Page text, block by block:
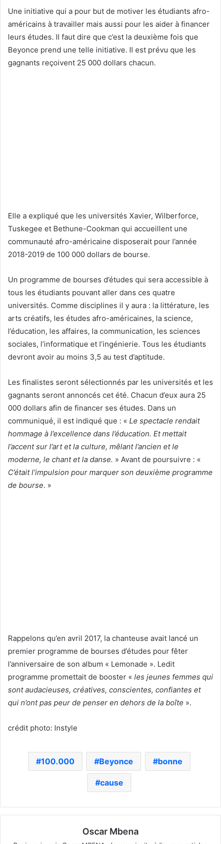
Une initiative qui a pour but de motiver les étudiants afro-
américains à travailler mais aussi pour les aider à financer
leurs études. Il faut dire que c’est la deuxième fois que
Beyonce prend une telle initiative. Il est prévu que les
gagnants reçoivent 25 000 dollars chacun.
Elle a expliqué que les universités Xavier, Wilberforce,
Tuskegee et Bethune-Cookman qui accueillent une
communauté afro-américaine disposerait pour l’année
2018-2019 de 100 000 dollars de bourse.
Un programme de bourses d’études qui sera accessible à
tous les étudiants pouvant aller dans ces quatre
universités. Comme disciplines il y aura : la littérature, les
arts créatifs, les études afro-américaines, la science,
l’éducation, les affaires, la communication, les sciences
sociales, l’informatique et l’ingénierie. Tous les étudiants
devront avoir au moins 3,5 au test d’aptitude.
Les finalistes seront sélectionnés par les universités et les
gagnants seront annoncés cet été. Chacun d’eux aura 25
000 dollars afin de financer ses études. Dans un
communiqué, il est indiqué que : « Le spectacle rendait
hommage à l’excellence dans l’éducation. Et mettait
l’accent sur l’art et la culture, mêlant l’ancien et le
moderne, le chant et la danse. » Avant de poursuivre : «
C’était l’impulsion pour marquer son deuxième programme
de bourse. »
Rappelons qu’en avril 2017, la chanteuse avait lancé un
premier programme de bourses d’études pour fêter
l’anniversaire de son album « Lemonade ». Ledit
programme promettait de booster « les jeunes femmes qui
sont audacieuses, créatives, conscientes, confiantes et
qui n’ont pas peur de penser en dehors de la boîte ».
crédit photo: Instyle
100.000 Beyonce bonne
cause
Oscar Mbena